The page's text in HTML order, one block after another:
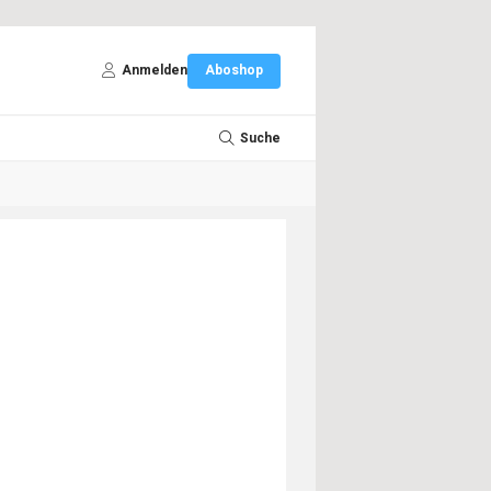
Anmelden Aboshop
Suche